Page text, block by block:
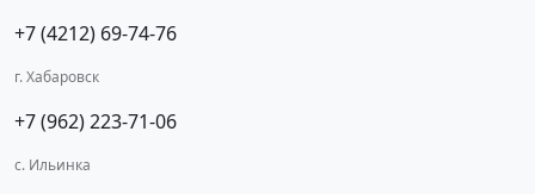
+7 (4212) 69-74-76
г. Хабаровск
+7 (962) 223-71-06
с. Ильинка